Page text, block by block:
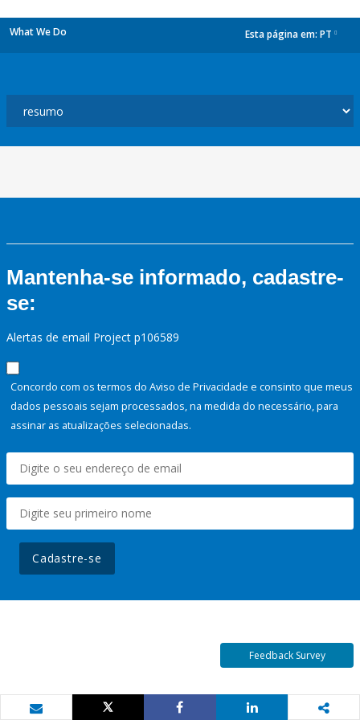
What We Do Esta página em: PT
Mantenha-se informado, cadastre-
se:
Alertas de email Project p106589
Concordo com os termos do Aviso de Privacidade e consinto que meus
dados pessoais sejam processados, na medida do necessário, para
assinar as atualizações selecionadas.
Cadastre-se
Feedback Survey